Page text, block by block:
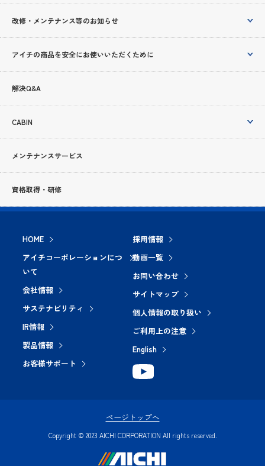
改修・メンテナンス等のお知らせ
アイチの商品を安全にお使いいただくために
解決Q&A
CABIN
メンテナンスサービス
資格取得・研修
HOME
アイチコーポレーションにつ
いて
会社情報
サステナビリティ
IR情報
製品情報
お客様サポート
採用情報
動画一覧
お問い合わせ
サイトマップ
個人情報の取り扱い
ご利用上の注意
English
Copyright © 2023 AICHI CORPORATION All rights reserved.
ページトップへ